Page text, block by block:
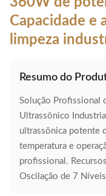
Capacidade e
limpeza
Resumo do
Solução Profissional
Ultrassônico
ultrassônica potente
temperatura e
profissional.
Oscilação de 7